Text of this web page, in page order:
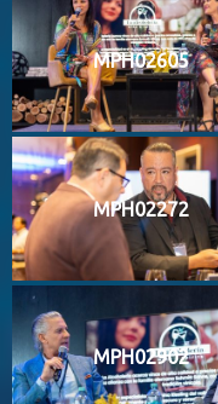
MPH02605
MPH02272
MPH02902